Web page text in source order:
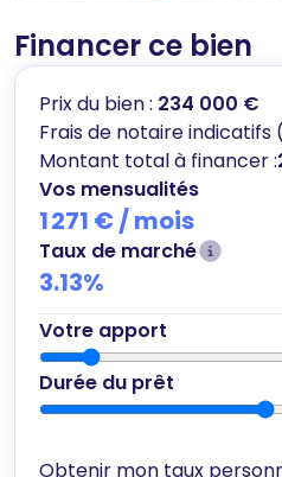
Financer ce bien
Prix du bien : 234 000 €
Frais de notaire indicatifs
Montant total à financer :
Vos mensualités
1 271 € / mois
Taux de marché
3.13%
Votre apport
Durée du prêt
Obtenir mon taux